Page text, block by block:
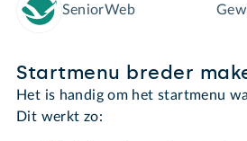
SeniorWeb
Startmenu breder
Het is handig om het startmenu
Dit werkt zo: